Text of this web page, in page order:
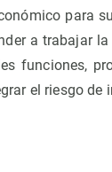
para
a trabajar
funciones,
el riesgo de